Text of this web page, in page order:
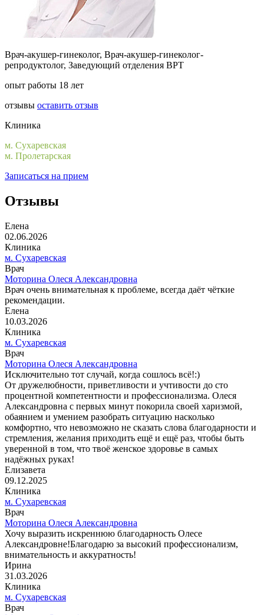
Врач-акушер-гинеколог, Врач-акушер-гинеколог-
репродуктолог, Заведующий отделения ВРТ
опыт работы 18 лет
отзывы оставить отзыв
Клиника
м. Сухаревская
м. Пролетарская
Записаться на прием
Отзывы
Елена
02.06.2026
Клиника
м. Сухаревская
Врач
Моторина Олеся Александровна
Врач очень внимательная к проблеме, всегда даёт чёткие
рекомендации.
Елена
10.03.2026
Клиника
м. Сухаревская
Врач
Моторина Олеся Александровна
Исключительно тот случай, когда сошлось всё!:)
От дружелюбности, приветливости и учтивости до сто
процентной компетентности и профессионализма. Олеся
Александровна с первых минут покорила своей харизмой,
обаянием и умением разобрать ситуацию насколько
комфортно, что невозможно не сказать слова благодарности и
стремления, желания приходить ещё и ещё раз, чтобы быть
уверенной в том, что твоё женское здоровье в самых
надёжных руках!
Елизавета
09.12.2025
Клиника
м. Сухаревская
Врач
Моторина Олеся Александровна
Хочу выразить искреннюю благодарность Олесе
Александровне!Благодарю за высокий профессионализм,
внимательность и аккуратность!
Ирина
31.03.2026
Клиника
м. Сухаревская
Врач